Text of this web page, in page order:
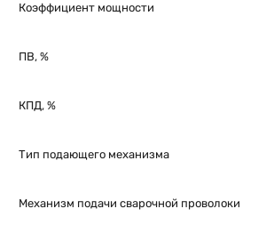
Коэффициент мощности
ПВ, %
КПД, %
Тип подающего механизма
Механизм подачи сварочной проволоки